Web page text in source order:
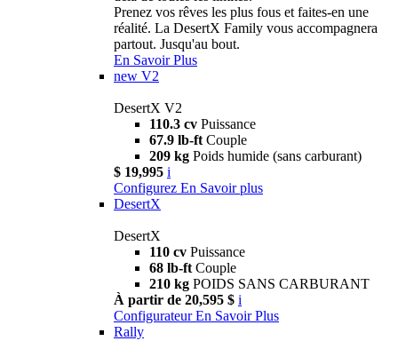
Prenez vos rêves les plus fous et faites-en une
réalité. La DesertX Family vous accompagnera
partout. Jusqu'au bout.
En Savoir Plus
new V2
DesertX V2
110.3 cv Puissance
67.9 lb-ft Couple
209 kg Poids humide (sans carburant)
$ 19,995 i
Configurez En Savoir plus
DesertX
DesertX
110 cv Puissance
68 lb-ft Couple
210 kg POIDS SANS CARBURANT
À partir de 20,595 $ i
Configurateur En Savoir Plus
Rally